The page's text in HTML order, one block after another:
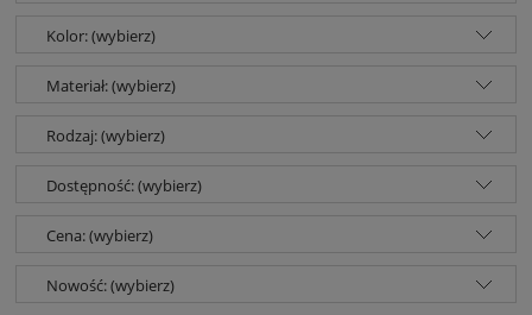
Kolor: (wybierz)
Materiał: (wybierz)
Rodzaj: (wybierz)
Dostępność: (wybierz)
Cena: (wybierz)
Nowość: (wybierz)